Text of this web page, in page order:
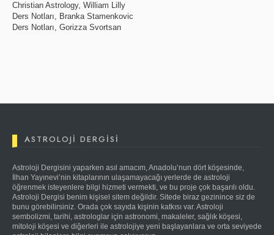
Christian Astrology, William Lilly
Ders Notları, Branka Stamenkovic
Ders Notları, Gorizza Svortsan
ASTROLOJI DERGISI
Astroloji Dergisini yaparken asıl amacım, Anadolu’nun dört köşesinde,
İlhan Yayınevi’nin kitaplarının ulaşamayacağı yerlerde de astroloji
öğrenmek isteyenlere bilgi hizmeti vermekti, ve bu proje çok başarılı oldu.
Astroloji Dergisi benim kişisel sitem değildir. Sitede biraz gezinince siz de
bunu görebilirsiniz. Orada çok sayıda kişinin katkısı var. Astroloji
sembolizmi, tarihi, astrologlar için astronomi, makaleler, sağlık köşesi,
mitoloji köşesi ve diğerleri ile astrolojiye yeni başlayanlara ve orta seviyede